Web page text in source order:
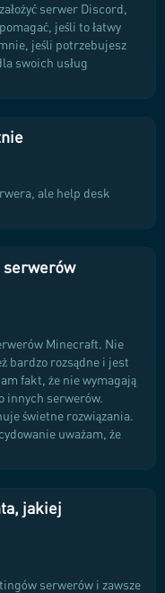
serwer Discord,
jeśli to łatwy
jeśli potrzebujesz
swoich usług
ale help desk
serwerów
Minecraft. Nie
bardzo rozsądne i jest
fakt, że nie wymagają
innych serwerów.
świetne rozwiązania.
uważam, że
jakiej
serwerów i zawsze